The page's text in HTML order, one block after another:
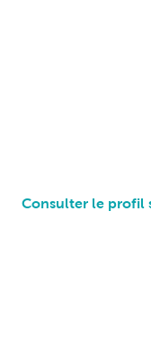
Consulter le profil